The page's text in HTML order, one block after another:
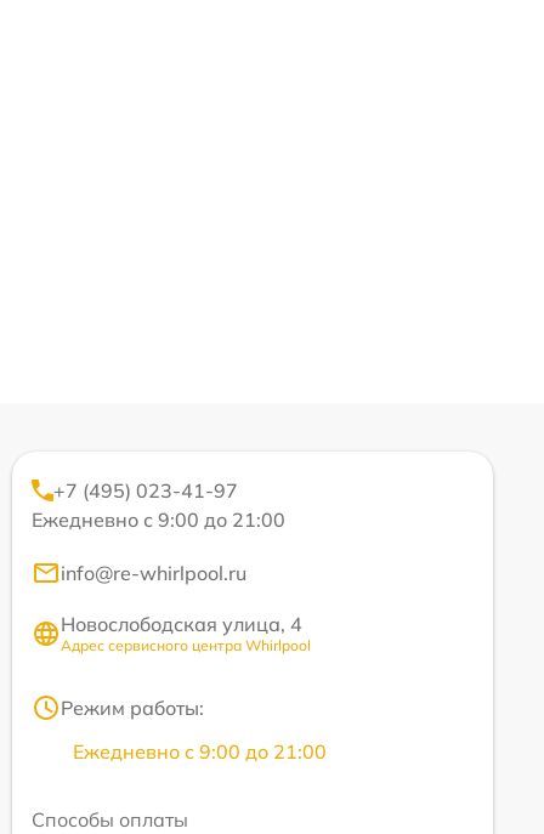
+7 (495) 023-41-97
Ежедневно с 9:00 до 21:00
info@re-whirlpool.ru
Новослободская улица, 4
Адрес сервисного центра Whirlpool
Режим работы:
Ежедневно с 9:00 до 21:00
Способы оплаты